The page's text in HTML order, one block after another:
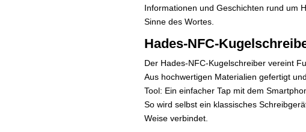
Informationen und Geschichten rund um
Sinne des Wortes.
Hades-NFC-
Der Hades-NFC-Kugelschreiber vereint
Aus hochwertigen Materialien gefertigt
Tool: Ein einfacher Tap mit dem
So wird selbst ein klassisches
Weise verbindet.